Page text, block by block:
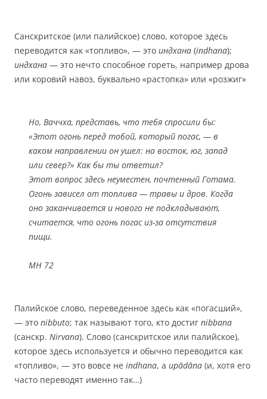
Санскритское (или палийское) слово, которое здесь
переводится как «топливо», — это индхана (indhana);
индхана — это нечто способное гореть, например дрова
или коровий навоз, буквально «растопка» или «розжиг»
Но, Ваччха, представь, что тебя спросили бы:
«Этот огонь перед тобой, который погас, — в
каком направлении он ушел: на восток, юг, запад
или север?» Как бы ты ответил?
Этот вопрос здесь неуместен, почтенный Готама.
Огонь зависел от топлива — травы и дров. Когда
оно заканчивается и нового не подкладывают,
считается, что огонь погас из-за отсутствия
пищи.
МН 72
Палийское слово, переведенное здесь как «погасший»,
— это nibbuto; так называют того, кто достиг nibbana
(санскр. Nirvana). Слово (санскритское или палийское),
которое здесь используется и обычно переводится как
«топливо», — это вовсе не indhana, а upādāna (и, хотя его
часто переводят именно так…)